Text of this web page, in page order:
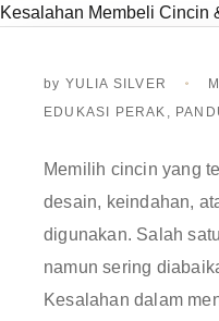
Kesalahan Membeli Cincin
by YULIA SILVER
EDUKASI PERAK ,
Memilih cincin yang
desain, keindahan,
digunakan. Salah
namun sering
Kesalahan dalam